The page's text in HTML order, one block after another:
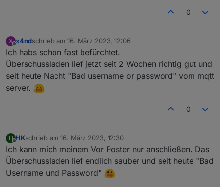
0
X
Offline
x4ndschrieb am 16. März 2023, 12:06
zuletzt editiert von
Ich habs schon fast befürchtet.
Überschussladen lief jetzt seit 2 Wochen richtig gut und
seit heute Nacht "Bad username or password" vom mqtt
server.
0
H
Offline
HKschrieb am 16. März 2023, 12:30
zuletzt editiert von
Ich kann mich meinem Vor Poster nur anschließen. Das
Überschussladen lief endlich sauber und seit heute "Bad
Username und Password"